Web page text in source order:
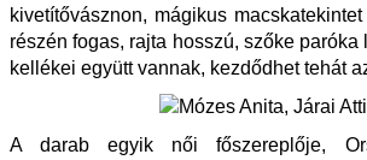
kivetítővásznon, mágikus
részén fogas, rajta hosszú, szőke
kellékei együtt vannak, kezdődhet tehát
A darab egyik női főszereplője,